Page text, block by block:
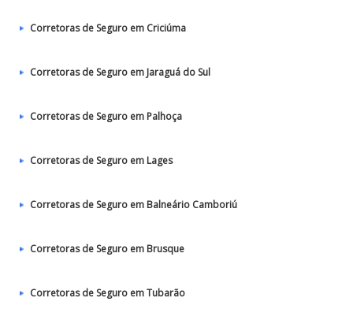
Corretoras de Seguro em Criciúma
Corretoras de Seguro em Jaraguá do Sul
Corretoras de Seguro em Palhoça
Corretoras de Seguro em Lages
Corretoras de Seguro em Balneário Camboriú
Corretoras de Seguro em Brusque
Corretoras de Seguro em Tubarão